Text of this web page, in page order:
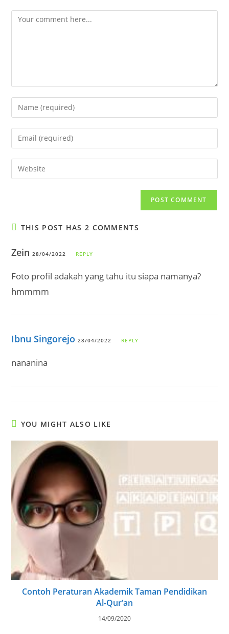
Comment
Enter
your
name
comment
Enter
your
email
address
Enter
your
THIS POST HAS 2 COMMENTS
Zein28/04/2022 REPLY
Foto profil adakah yang tahu itu siapa namanya?
hmmmm
Ibnu Singorejo 28/04/2022 REPLY
nananina
YOU MIGHT ALSO LIKE
Contoh Peraturan Akademik Taman Pendidikan
Al-Qur’an
14/09/2020